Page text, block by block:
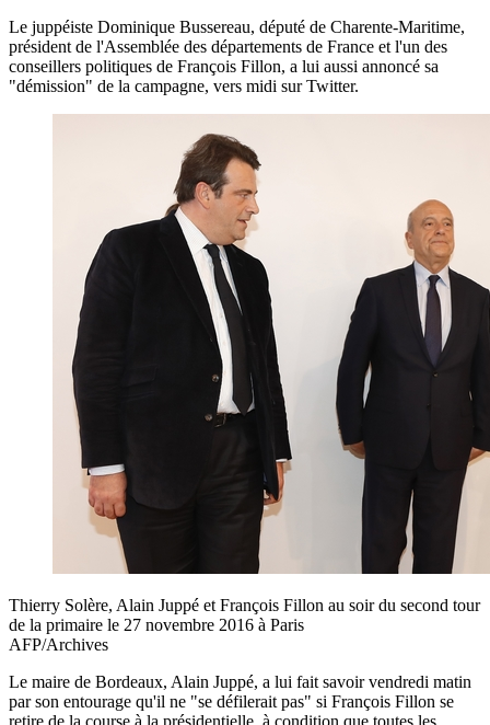
Le juppéiste Dominique Bussereau, député de Charente-Maritime,
président de l'Assemblée des départements de France et l'un des
conseillers politiques de François Fillon, a lui aussi annoncé sa
"démission" de la campagne, vers midi sur Twitter.
Thierry Solère, Alain Juppé et François Fillon au soir du second tour
de la primaire le 27 novembre 2016 à Paris
AFP/Archives
Le maire de Bordeaux, Alain Juppé, a lui fait savoir vendredi matin
par son entourage qu'il ne "se défilerait pas" si François Fillon se
retire de la course à la présidentielle, à condition que toutes les